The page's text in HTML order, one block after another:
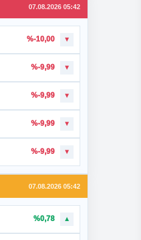
07.08.2026 05:42
%-10,00 ▼
%-9,99 ▼
%-9,99 ▼
%-9,99 ▼
%-9,99 ▼
07.08.2026 05:42
%0,78 ▲